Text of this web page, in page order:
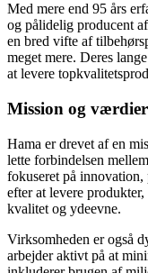
Med mere end 95 års
og pålidelig producent
en bred vifte af
meget mere. Deres
at levere
Mission og værdier
Hama er drevet af en
lette forbindelsen
fokuseret på
efter at levere
kvalitet og ydeevne.
Virksomheden er også
arbejder aktivt på at